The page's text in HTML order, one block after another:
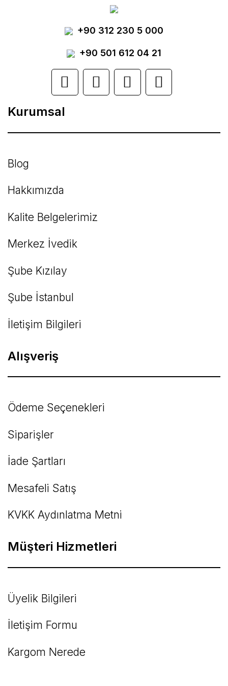
Yorum Yaz
Ürün resmi kalitesiz, bozuk veya
görüntülenemiyor.
Ürün açıklamasında eksik bilgiler bulunuyor.
Ürün bilgilerinde hatalar bulunuyor.
Ürün fiyatı diğer sitelerden daha pahalı.
Bu ürüne benzer farklı alternatifler olmalı.
+90 312 230 5 000
+90 501 612 04 21
Kurumsal
Blog
Hakkımızda
Kalite Belgelerimiz
Merkez İvedik
Şube Kızılay
Şube İstanbul
İletişim Bilgileri
Alışveriş
Ödeme Seçenekleri
Siparişler
İade Şartları
Mesafeli Satış
KVKK Aydınlatma Metni
Müşteri Hizmetleri
Üyelik Bilgileri
İletişim Formu
Kargom Nerede